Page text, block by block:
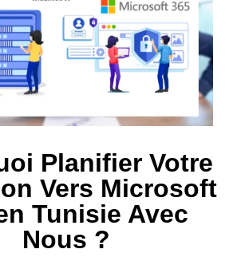
Planifier Votre
Vers Microsoft
Tunisie Avec
Nous ?